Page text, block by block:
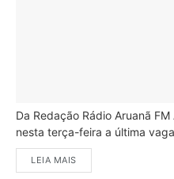
Da Redação Rádio Aruanã
nesta terça-feira a última
LEIA MAIS